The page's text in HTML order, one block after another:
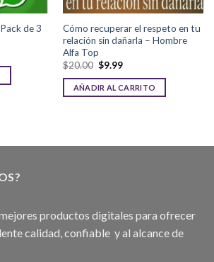
de 3
Cómo recuperar el respeto en tu
relación sin dañarla – Hombre
Alfa Top
$20.00 $9.99
AÑADIR AL CARRITO
productos digitales para ofrecer
calidad, confiable y al alcance de